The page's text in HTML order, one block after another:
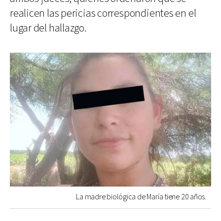
realicen las pericias correspondientes en el
lugar del hallazgo.
La madre biológica de María tiene 20 años.